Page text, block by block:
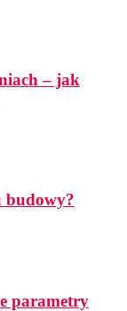
– jak
budowy?
parametry